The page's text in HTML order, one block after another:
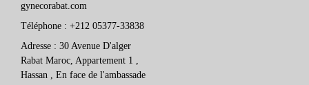
gynecorabat.com
Téléphone : +212 05377-33838
Adresse : 30 Avenue D'alger
Rabat Maroc, Appartement 1 ,
Hassan , En face de l'ambassade